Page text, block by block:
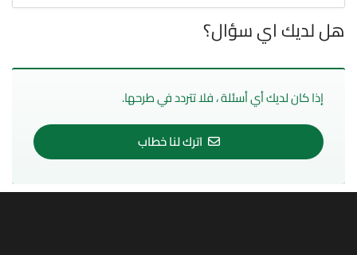
هل لديك اي سؤال؟
إذا كان لديك أي أسئلة ، فلا تتردد في طرحها.
اترك لنا خطاب